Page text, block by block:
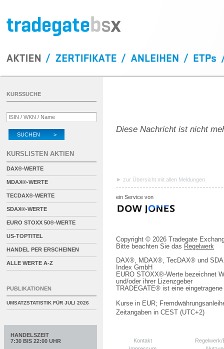
Diese Nachricht ist nicht
zur Übersicht mit allen Meldungen
ein Service von
Copyright © 2026 Tradegate
Bitte beachten Sie das Regelwerk
DAX®, MDAX®, TecDAX® und
Index GmbH
EURO STOXX®-Werte bezeichnet
und/oder ihrer Lizenzgeber
TRADEGATE® ist eine
Kurse in EUR;
Zeitangaben in CEST (UTC+2)
Kontakt
KURSSUCHE
SUCHEN >
KURSLISTEN AKTIEN
DAX®-WERTE
MDAX®-WERTE
TECDAX®-WERTE
SDAX®-WERTE
EURO STOXX 50®-WERTE
US-TOPTITEL
HANDEL PER ERSCHEINEN
ALLE WERTE A-Z
PUBLIKATIONEN
UMSATZSTATISTIK FÜR JULI 2026
HANDELSZEIT
7:30 BIS 22:00 UHR